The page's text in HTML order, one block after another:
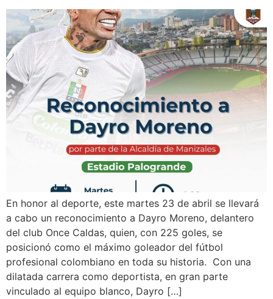
En honor al deporte, este martes 23 de abril se llevará
a cabo un reconocimiento a Dayro Moreno, delantero
del club Once Caldas, quien, con 225 goles, se
posicionó como el máximo goleador del fútbol
profesional colombiano en toda su historia. Con una
dilatada carrera como deportista, en gran parte
vinculado al equipo blanco, Dayro […]